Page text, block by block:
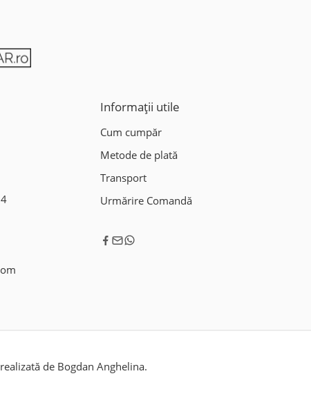
Informații utile
Cum cumpăr
Metode de plată
Transport
Urmărire Comandă
realizată de Bogdan Anghelina.